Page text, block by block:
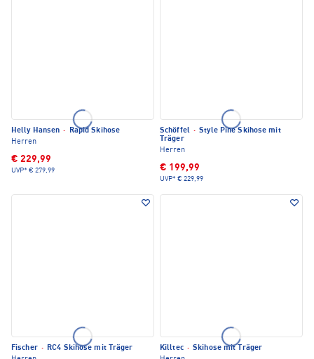
Helly Hansen ·
Rapid Skihose
Herren
€ 229,99
UVP* € 279,99
Schöffel · Style Pine Skihose mit
Träger
Herren
€ 199,99
UVP* € 229,99
Fischer · RC4 Skihose mit Träger
Killtec · Skihose mit Träger